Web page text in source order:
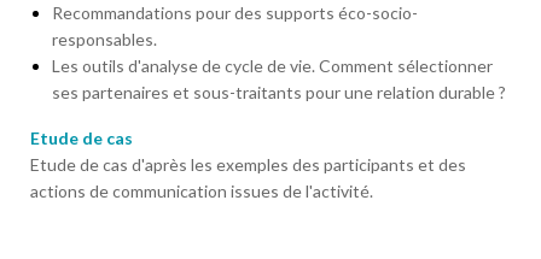
Recommandations pour des supports éco-socio-
responsables.
Les outils d'analyse de cycle de vie. Comment sélectionner
ses partenaires et sous-traitants pour une relation durable ?
Etude de cas
Etude de cas d'après les exemples des participants et des
actions de communication issues de l'activité.